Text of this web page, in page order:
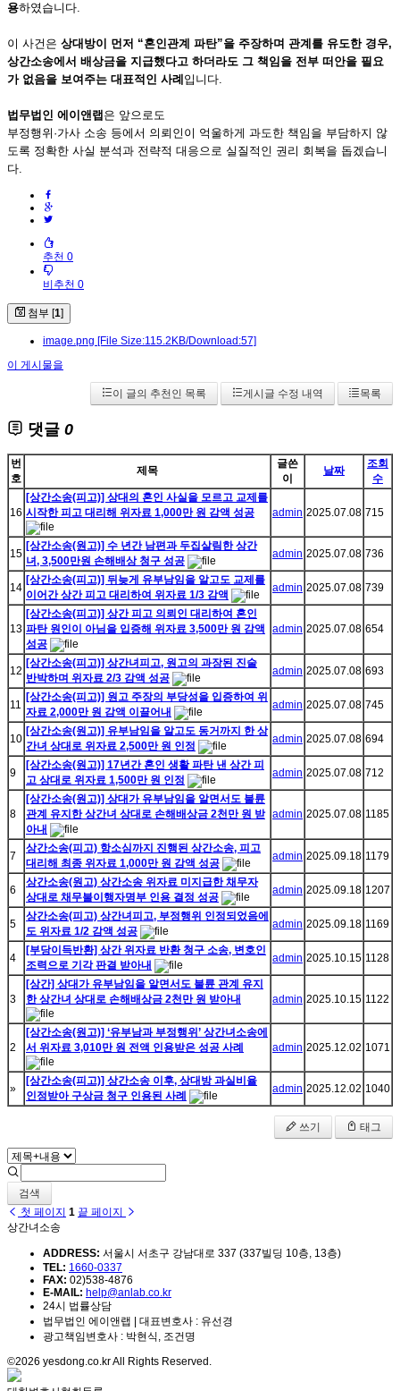
용하였습니다.
이 사건은 상대방이 먼저 “혼인관계 파탄”을 주장하며 관계를 유도한 경우,
상간소송에서 배상금을 지급했다고 하더라도 그 책임을 전부 떠안을 필요
가 없음을 보여주는 대표적인 사례 입니다.
법무법인 에이앤랩 은 앞으로도
부정행위·가사 소송 등에서 의뢰인이 억울하게 과도한 책임을 부담하지 않
도록 정확한 사실 분석과 전략적 대응으로 실질적인 권리 회복을 돕겠습니
다.
추천 0
비추천 0
첨부 [1]
image.png [File Size:115.2KB/Download:57]
이 게시물을
이 글의 추천인 목록 게시글 수정 내역 목록
댓글 0
번
호
제목
글쓴
이
날짜
조회
수
16
[상간소송(피고)] 상대의 혼인 사실을 모르고 교제를
시작한 피고 대리해 위자료 1,000만 원 감액 성공
admin 2025.07.08 715
15
[상간소송(원고)] 수 년간 남편과 두집살림한 상간
녀, 3,500만원 손해배상 청구 성공
admin 2025.07.08 736
14
[상간소송(피고)] 뒤늦게 유부남임을 알고도 교제를
이어간 상간 피고 대리하여 위자료 1/3 감액
admin 2025.07.08 739
13
[상간소송(피고)] 상간 피고 의뢰인 대리하여 혼인
파탄 원인이 아님을 입증해 위자료 3,500만 원 감액
성공
admin 2025.07.08 654
12
[상간소송(피고)] 상간녀피고, 원고의 과장된 진술
반박하며 위자료 2/3 감액 성공
admin 2025.07.08 693
11
[상간소송(피고)] 원고 주장의 부당성을 입증하여 위
자료 2,000만 원 감액 이끌어내
admin 2025.07.08 745
10
[상간소송(원고)] 유부남임을 알고도 동거까지 한 상
간녀 상대로 위자료 2,500만 원 인정
admin 2025.07.08 694
9
[상간소송(원고)] 17년간 혼인 생활 파탄 낸 상간 피
고 상대로 위자료 1,500만 원 인정
admin 2025.07.08 712
8
[상간소송(원고)] 상대가 유부남임을 알면서도 불륜
관계 유지한 상간녀 상대로 손해배상금 2천만 원 받
아내
admin 2025.07.08 1185
7
상간소송(피고) 항소심까지 진행된 상간소송, 피고
대리해 최종 위자료 1,000만 원 감액 성공
admin 2025.09.18 1179
6
상간소송(원고) 상간소송 위자료 미지급한 채무자
상대로 채무불이행자명부 인용 결정 성공
admin 2025.09.18 1207
5
상간소송(피고) 상간녀피고, 부정행위 인정되었음에
도 위자료 1/2 감액 성공
admin 2025.09.18 1169
4
[부당이득반환] 상간 위자료 반환 청구 소송, 변호인
조력으로 기각 판결 받아내
admin 2025.10.15 1128
3
[상간] 상대가 유부남임을 알면서도 불륜 관계 유지
한 상간녀 상대로 손해배상금 2천만 원 받아내
admin 2025.10.15 1122
2
[상간소송(원고)] ‘유부남과 부정행위’ 상간녀소송에
서 위자료 3,010만 원 전액 인용받은 성공 사례
admin 2025.12.02 1071
»
[상간소송(피고)] 상간소송 이후, 상대방 과실비율
인정받아 구상금 청구 인용된 사례
admin 2025.12.02 1040
쓰기 태그
검색
첫 페이지 1 끝 페이지
상간녀소송
ADDRESS: 서울시 서초구 강남대로 337 (337빌딩 10층, 13층)
TEL: 1660-0337
FAX: 02)538-4876
E-MAIL: help@anlab.co.kr
24시 법률상담
법무법인 에이앤랩 | 대표변호사 : 유선경
광고책임변호사 : 박현식, 조건명
©2026 yesdong.co.kr All Rights Reserved.